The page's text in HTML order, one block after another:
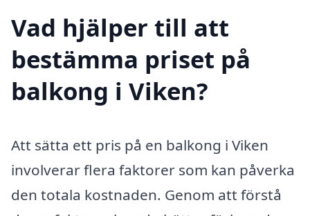
Vad hjälper till att
bestämma priset på
balkong i Viken?
Att sätta ett pris på en balkong i Viken
involverar flera faktorer som kan påverka
den totala kostnaden. Genom att förstå